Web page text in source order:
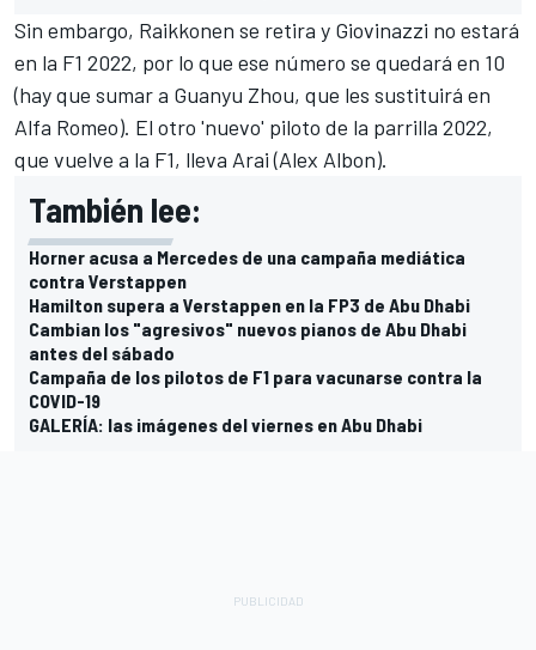
Sin embargo, Raikkonen se retira y Giovinazzi no estará
en la F1 2022, por lo que ese número se quedará en 10
(hay que sumar a Guanyu Zhou, que les sustituirá en
Alfa Romeo). El otro 'nuevo' piloto de la parrilla 2022,
que vuelve a la F1, lleva Arai (Alex Albon).
También lee:
Horner acusa a Mercedes de una campaña mediática
contra Verstappen
Hamilton supera a Verstappen en la FP3 de Abu Dhabi
Cambian los "agresivos" nuevos pianos de Abu Dhabi
antes del sábado
Campaña de los pilotos de F1 para vacunarse contra la
COVID-19
GALERÍA: las imágenes del viernes en Abu Dhabi